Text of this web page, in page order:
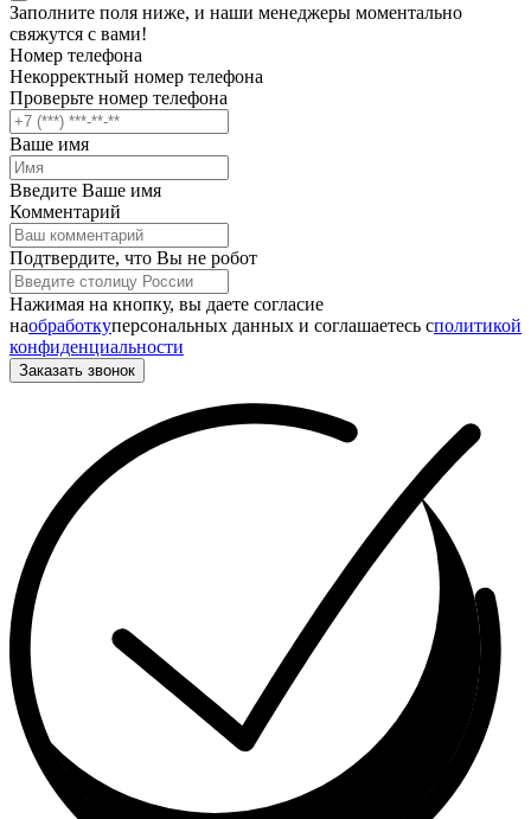
Заполните поля ниже, и наши менеджеры моментально
свяжутся с вами!
Номер телефона
Некорректный номер телефона
Проверьте номер телефона
Ваше имя
Введите Ваше имя
Комментарий
Подтвердите, что Вы не робот
Нажимая на кнопку, вы даете согласие
наобработкуперсональных данных и соглашаетесь cполитикой
конфиденциальности
Заказать звонок